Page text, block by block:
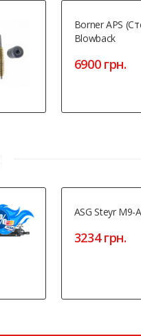
Borner APS
Blowback
6900 грн.
ASG Steyr M9-
3234 грн.